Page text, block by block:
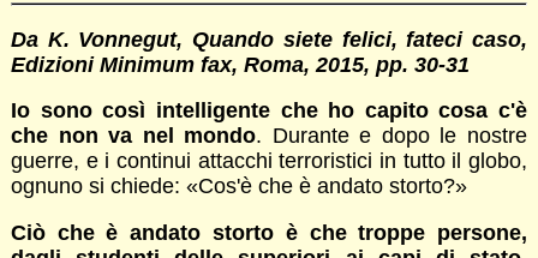
Da K. Vonnegut, Quando siete felici, fateci caso,
Edizioni Minimum fax, Roma, 2015, pp. 30-31
Io sono così intelligente che ho capito cosa c'è
che non va nel mondo. Durante e dopo le nostre
guerre, e i continui attacchi terroristici in tutto il globo,
ognuno si chiede: «Cos'è che è andato storto?»
Ciò che è andato storto è che troppe persone,